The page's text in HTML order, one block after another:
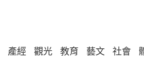
產經 觀光 教育 藝文 社會